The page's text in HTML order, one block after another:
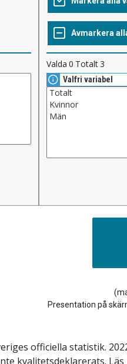
Valda 0 Totalt3
Valfri variabel
Presentation på
officiella statistik.
kvalitetsdeklarerats.